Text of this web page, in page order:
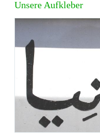
Unsere Aufkleber